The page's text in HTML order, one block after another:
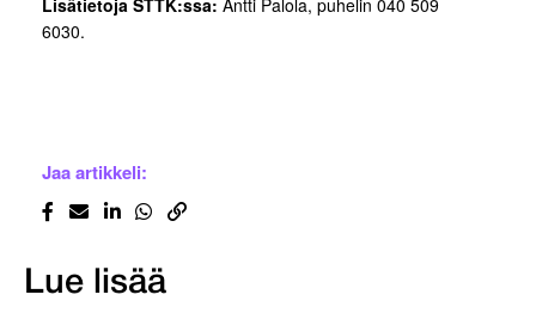
Lisätietoja STTK:ssa: Antti Palola, puhelin 040 509
6030.
Jaa artikkeli:
Lue lisää